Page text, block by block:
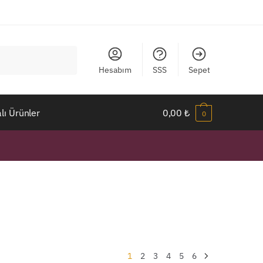
Hesabım SSS Sepet
Ürünler 0,00₺ 0
1 2 3 4 5 6